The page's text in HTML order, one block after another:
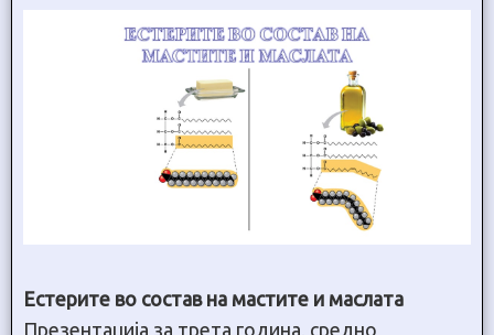
Естерите во состав на мастите и маслата
Презентација за трета година, средно